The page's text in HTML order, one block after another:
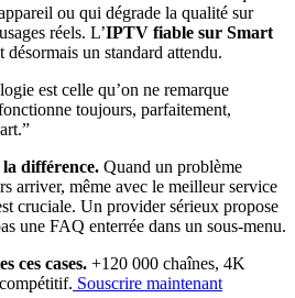
ou qui dégrade la qualité sur
réels. L’IPTV fiable sur Smart
un standard attendu.
est celle qu’on ne remarque
toujours, parfaitement,
différence. Quand un problème
arriver, même avec le meilleur service
cruciale. Un provider sérieux propose
une FAQ enterrée dans un sous-menu.
ces cases. +120 000 chaînes, 4K
Souscrire maintenant